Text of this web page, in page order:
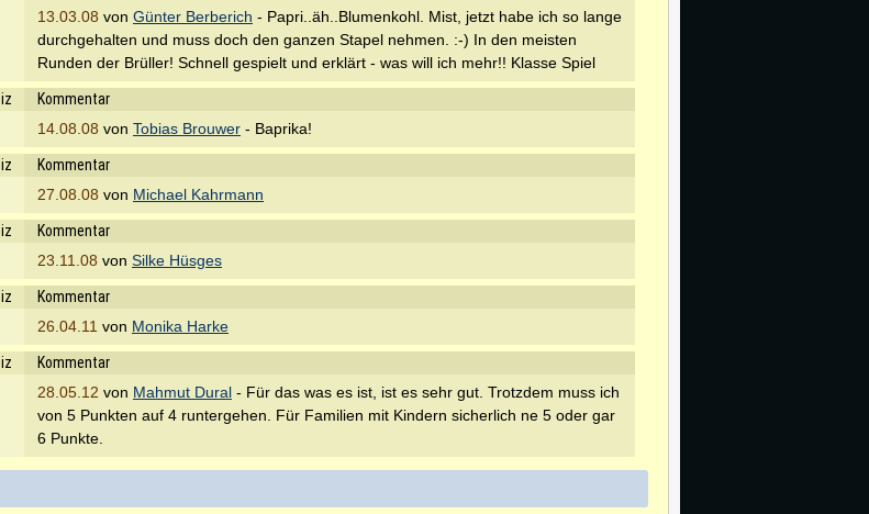
13.03.08 von Günter Berberich - Papri..äh..Blumenkohl. Mist, jetzt habe ich so lange
durchgehalten und muss doch den ganzen Stapel nehmen. :-) In den meisten
Runden der Brüller! Schnell gespielt und erklärt - was will ich mehr!! Klasse Spiel
Kommentar
14.08.08 von Tobias Brouwer - Baprika!
Kommentar
27.08.08 von Michael Kahrmann
Kommentar
23.11.08 von Silke Hüsges
Kommentar
26.04.11 von Monika Harke
Kommentar
28.05.12 von Mahmut Dural - Für das was es ist, ist es sehr gut. Trotzdem muss ich
von 5 Punkten auf 4 runtergehen. Für Familien mit Kindern sicherlich ne 5 oder gar
6 Punkte.